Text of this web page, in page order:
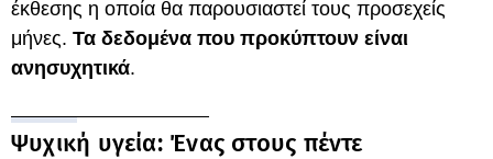
έκθεσης η οποία θα παρουσιαστεί τους προσεχείς
μήνες. Τα δεδομένα που προκύπτουν είναι
ανησυχητικά.
Ψυχική υγεία: Ένας στους πέντε